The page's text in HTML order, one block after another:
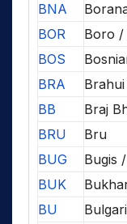
BNA
BOR
Boro /
BOS
BRA
Brahui
BB
Braj
BRU
Bru
BUG
Bugis
BUK
BU